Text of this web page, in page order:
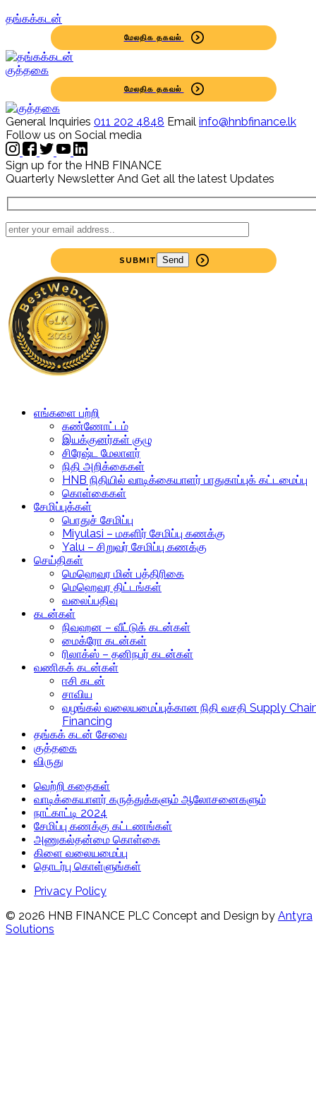
தங்கக்கடன்
மேலதிக தகவல்
குத்தகை
மேலதிக தகவல்
General Inquiries 011 202 4848 Email info@hnbfinance.lk
Follow us on Social media
Sign up for the HNB FINANCE
Quarterly Newsletter And Get all the latest Updates
SUBMIT
எங்களை பற்றி
கண்ணோட்டம்
இயக்குனர்கள் குழு
சிரேஷ்ட மேலாளர்
நிதி அறிக்கைகள்
HNB நிதியில் வாடிக்கையாளர் பாதுகாப்புக் கட்டமைப்பு
கொள்கைகள்
சேமிப்புக்கள்
பொதுச் சேமிப்பு
Miyulasi – மகளிர் சேமிப்பு கணக்கு
Yalu – சிறுவர் சேமிப்பு கணக்கு
செய்திகள்
மெஹெவர மின் பத்திரிகை
மெஹெவர திட்டங்கள்
வலைப்பதிவு
கடன்கள்
நிவஹன – வீட்டுக் கடன்கள்
மைக்ரோ கடன்கள்
ரிலாக்ஸ் – தனிநபர் கடன்கள்
வணிகக் கடன்கள்
ஈசி கடன்
சாவிய
வழங்கல் வலையமைப்புக்கான நிதி வசதி Supply
Financing
தங்கக் கடன் சேவை
குத்தகை
விருது
வெற்றி கதைகள்
வாடிக்கையாளர் கருத்துக்களும் ஆலோசனைகளும்
நாட்காட்டி 2024
சேமிப்பு கணக்கு கட்டணங்கள்
அணுகல்தன்மை கொள்கை
கிளை வலையமைப்பு
தொடர்பு கொள்ளுங்கள்
Privacy Policy
© 2026 HNB FINANCE PLC Concept and Design by Antyra
Solutions